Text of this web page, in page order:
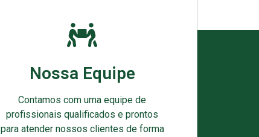
Nossa Equipe
Contamos com uma equipe de
profissionais qualificados e prontos
para atender nossos clientes de forma